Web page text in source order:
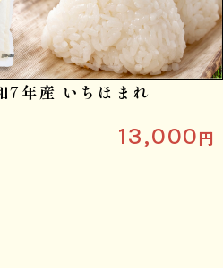
7年産 いちほまれ
13,000円